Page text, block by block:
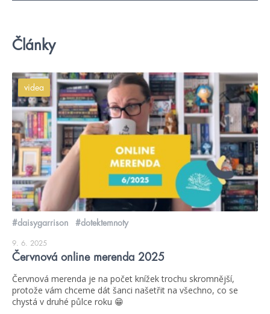
Články
videa
#daisygarrison #dotektemnoty
9. 6. 2025
Červnová online merenda 2025
Červnová merenda je na počet knížek trochu skromnější,
protože vám chceme dát šanci našetřit na všechno, co se
chystá v druhé půlce roku 😁